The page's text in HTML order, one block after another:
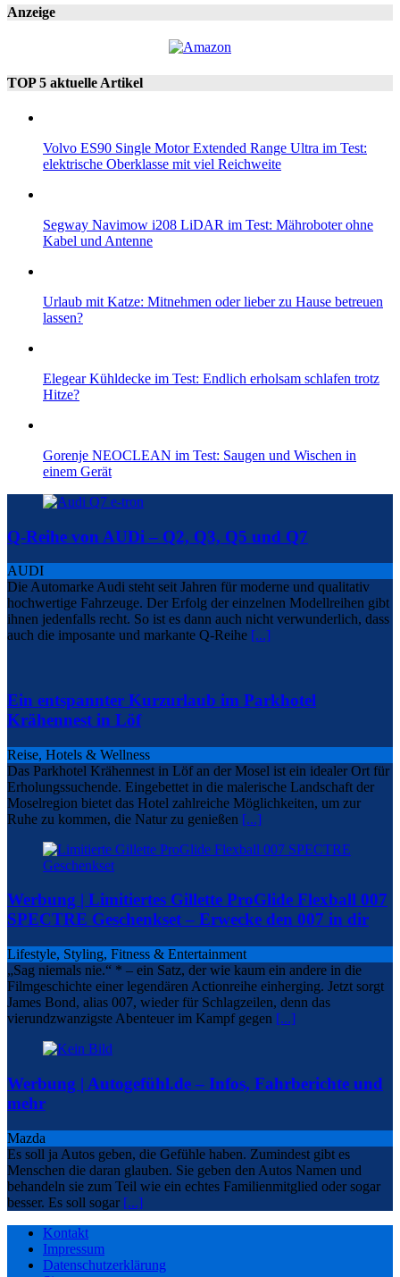
Anzeige
TOP 5 aktuelle Artikel
Volvo ES90 Single Motor Extended Range Ultra im Test:
elektrische Oberklasse mit viel Reichweite
Segway Navimow i208 LiDAR im Test: Mähroboter ohne
Kabel und Antenne
Urlaub mit Katze: Mitnehmen oder lieber zu Hause betreuen
lassen?
Elegear Kühldecke im Test: Endlich erholsam schlafen trotz
Hitze?
Gorenje NEOCLEAN im Test: Saugen und Wischen in
einem Gerät
Q-Reihe von AUDi – Q2, Q3, Q5 und Q7
AUDI
Die Automarke Audi steht seit Jahren für moderne und qualitativ
hochwertige Fahrzeuge. Der Erfolg der einzelnen Modellreihen gibt
ihnen jedenfalls recht. So ist es dann auch nicht verwunderlich, dass
auch die imposante und markante Q-Reihe [...]
Ein entspannter Kurzurlaub im Parkhotel
Krähennest in Löf
Reise, Hotels & Wellness
Das Parkhotel Krähennest in Löf an der Mosel ist ein idealer Ort für
Erholungssuchende. Eingebettet in die malerische Landschaft der
Moselregion bietet das Hotel zahlreiche Möglichkeiten, um zur
Ruhe zu kommen, die Natur zu genießen [...]
Werbung | Limitiertes Gillette ProGlide Flexball 007
SPECTRE Geschenkset – Erwecke den 007 in dir
Lifestyle, Styling, Fitness & Entertainment
„Sag niemals nie.“ * – ein Satz, der wie kaum ein andere in die
Filmgeschichte einer legendären Actionreihe einherging. Jetzt sorgt
James Bond, alias 007, wieder für Schlagzeilen, denn das
vierundzwanzigste Abenteuer im Kampf gegen [...]
Werbung | Autogefühl.de – Infos, Fahrberichte und
mehr
Mazda
Es soll ja Autos geben, die Gefühle haben. Zumindest gibt es
Menschen die daran glauben. Sie geben den Autos Namen und
behandeln sie zum Teil wie ein echtes Familienmitglied oder sogar
besser. Es soll sogar [...]
Kontakt
Impressum
Datenschutzerklärung